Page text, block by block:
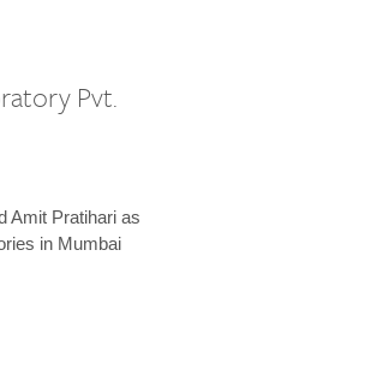
Pvt.
Amit Pratihari as
in Mumbai